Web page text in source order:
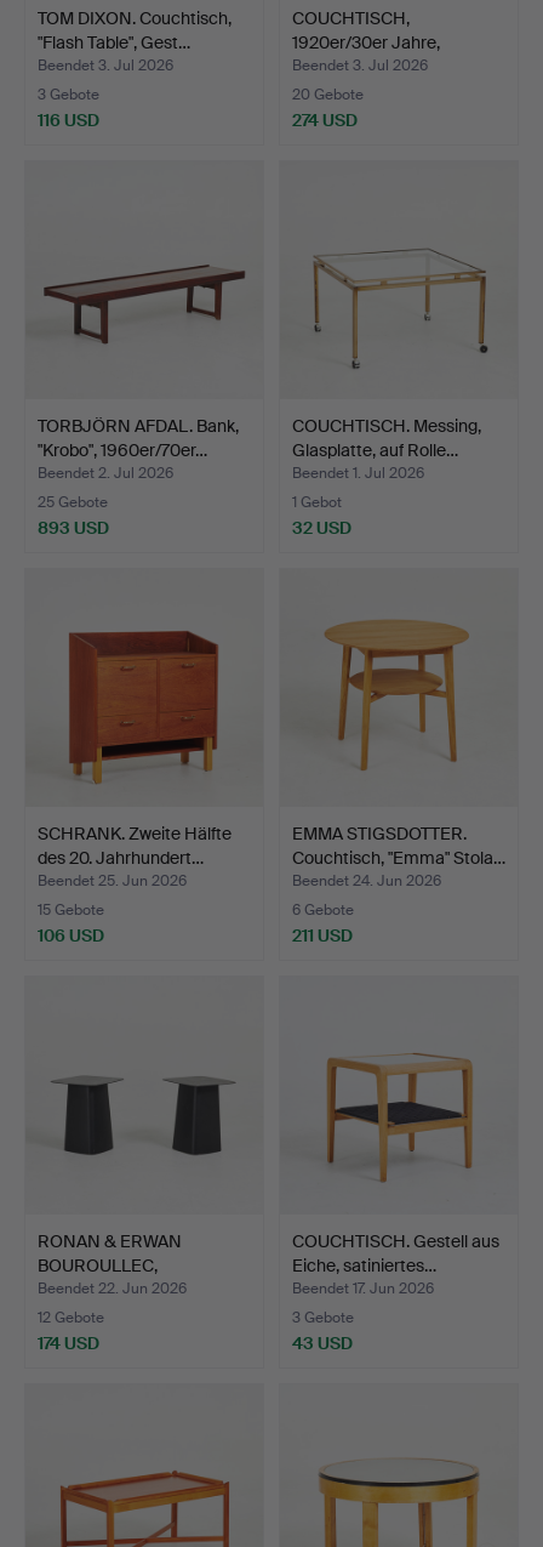
TOM DIXON. Couchtisch,
"Flash Table", Gest…
Beendet 3. Jul 2026
3 Gebote
116 USD
COUCHTISCH,
1920er/30er Jahre,
Tischplatte…
Beendet 3. Jul 2026
20 Gebote
274 USD
TORBJÖRN AFDAL. Bank,
"Krobo", 1960er/70er…
Beendet 2. Jul 2026
25 Gebote
893 USD
COUCHTISCH. Messing,
Glasplatte, auf Rolle…
Beendet 1. Jul 2026
1 Gebot
32 USD
SCHRANK. Zweite Hälfte
des 20. Jahrhundert…
Beendet 25. Jun 2026
15 Gebote
106 USD
EMMA STIGSDOTTER.
Couchtisch, "Emma" Stola…
Beendet 24. Jun 2026
6 Gebote
211 USD
RONAN & ERWAN
BOUROULLEC,
BEISTELLTISCHE, …
Beendet 22. Jun 2026
12 Gebote
174 USD
COUCHTISCH. Gestell aus
Eiche, satiniertes…
Beendet 17. Jun 2026
3 Gebote
43 USD